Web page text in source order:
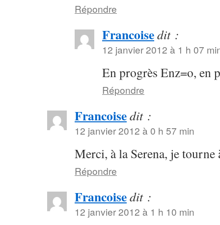
Répondre
Francoisedit :
12 janvier 2012 à 1 h 07
En progrès Enz=o, en
Répondre
Francoisedit :
12 janvier 2012 à 0 h 57 min
Merci, à la Serena, je tourne
Répondre
Francoisedit :
12 janvier 2012 à 1 h 10 min